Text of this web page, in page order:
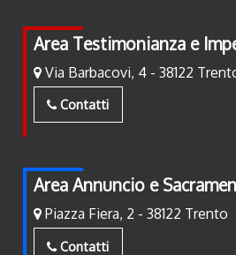
Area Testimonianza e
Via Barbacovi, 4 - 38122
Contatti
Area Annuncio e
Piazza Fiera, 2 - 38122 Trento
Contatti